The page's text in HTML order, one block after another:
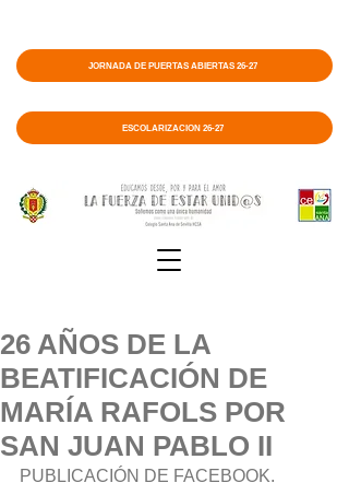
ESCOLARIZACIÓN 26-27
JORNADA DE PUERTAS ABIERTAS 26-27
26 AÑOS DE LA
BEATIFICACIÓN DE
MARÍA RAFOLS POR
SAN JUAN PABLO II
PUBLICACIÓN DE FACEBOOK.